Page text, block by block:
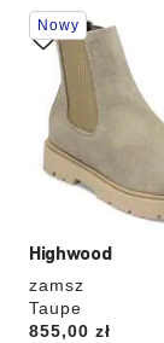
Highwood
zamsz
Taupe
Price:
855,00 zł
Wybranie
koloru
spowoduje
zmianę
zdjęcia
produktu
Nowy